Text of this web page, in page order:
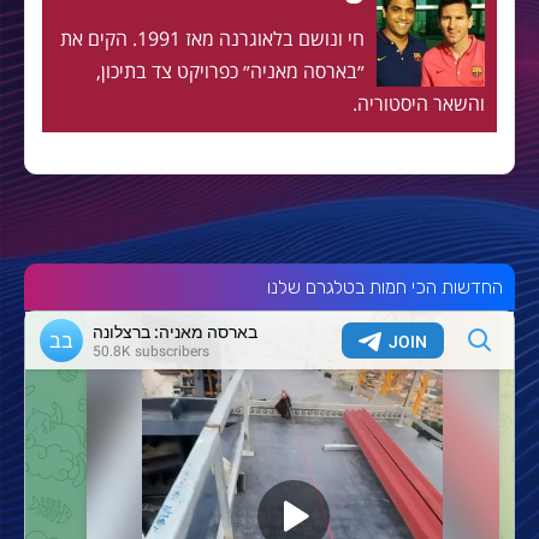
חי ונושם בלאוגרנה מאז 1991. הקים את
״בארסה מאניה״ כפרויקט צד בתיכון,
והשאר היסטוריה.
החדשות הכי חמות בטלגרם שלנו